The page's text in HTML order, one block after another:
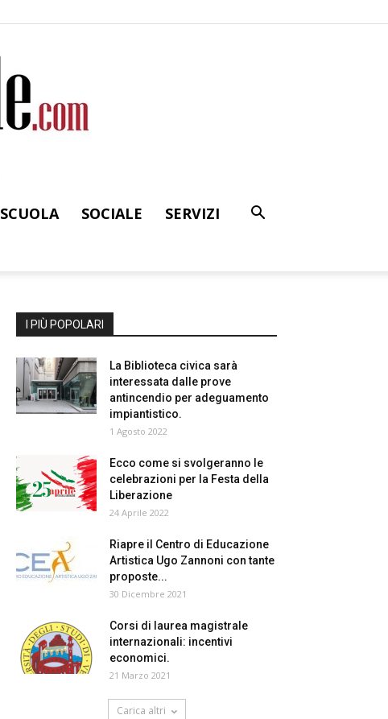
SCUOLA SOCIALE
SERVIZI
I PIÙ POPOLARI
La Biblioteca civica sarà
interessata dalle prove
antincendio per adeguamento
impiantistico.
1 Agosto 2022
Ecco come si svolgeranno le
celebrazioni per la Festa della
Liberazione
24 Aprile 2022
Riapre il Centro di Educazione
Artistica Ugo Zannoni con tante
proposte...
30 Dicembre 2021
Corsi di laurea magistrale
internazionali: incentivi
economici.
21 Marzo 2021
Carica altri